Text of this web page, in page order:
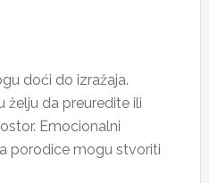
doći do izražaja.
želju da preuredite ili
Emocionalni
porodice mogu stvoriti